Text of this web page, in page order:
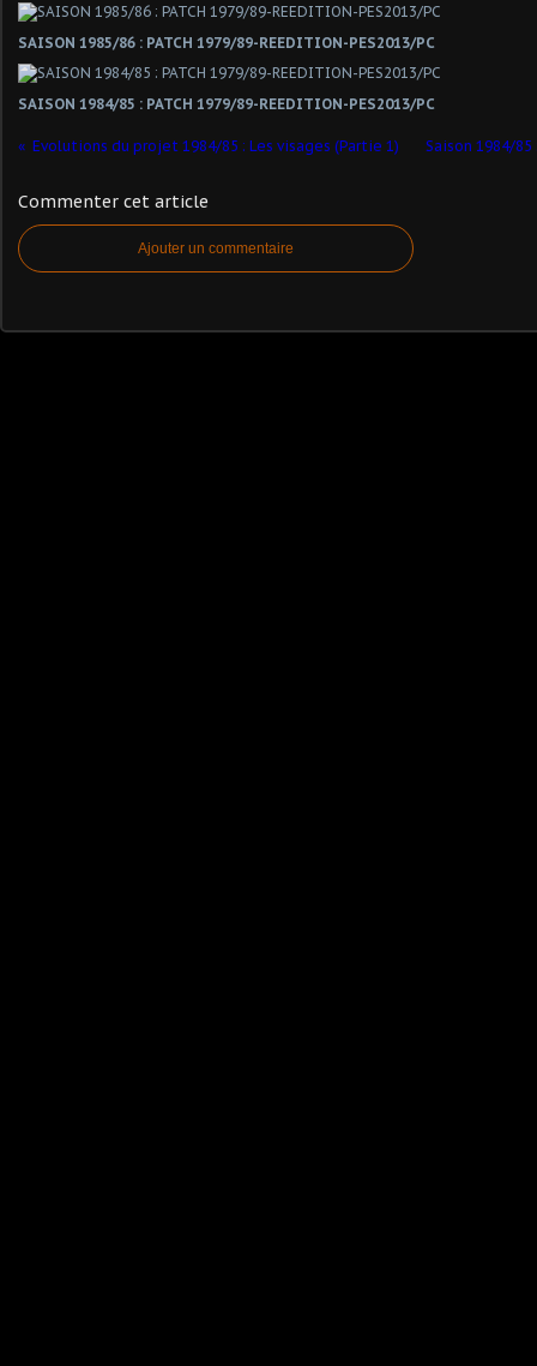
SAISON 1985/86 : PATCH 1979/89-REEDITION-PES2013/PC
SAISON 1984/85 : PATCH 1979/89-REEDITION-PES2013/PC
Evolutions du projet 1984/85 : Les visages (Partie 1) Saison 1984/
Commenter cet article
Ajouter un commentaire